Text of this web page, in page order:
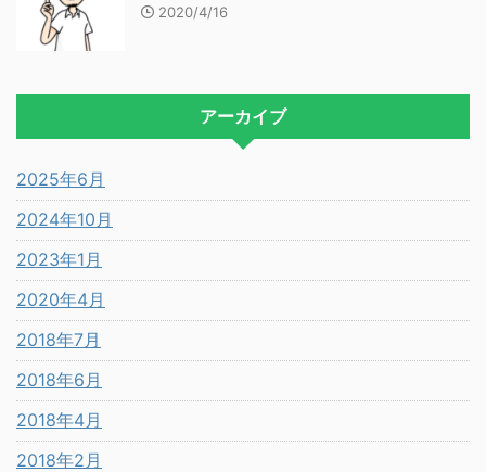
2020/4/16
アーカイブ
2025年6月
2024年10月
2023年1月
2020年4月
2018年7月
2018年6月
2018年4月
2018年2月